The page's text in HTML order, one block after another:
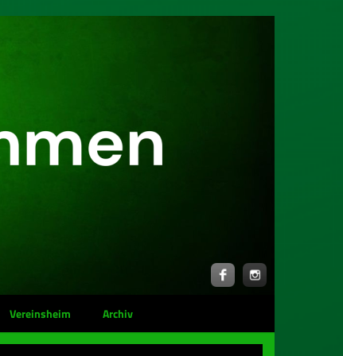
Vereinsheim Archiv